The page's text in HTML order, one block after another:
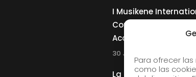
Para ofrecer
como las
I Musikene
Competition for
Accordionists
30 July, 2026
La Musikene Big